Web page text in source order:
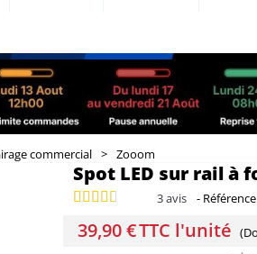
commercial > Zooom
Spot LED sur rail à
3avis - Référence
39,90 €TTC l'unité